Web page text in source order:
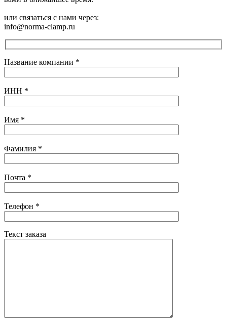
или связаться с нами через:
info@norma-clamp.ru
Название компании *
ИНН *
Имя *
Фамилия *
Почта *
Телефон *
Текст заказа